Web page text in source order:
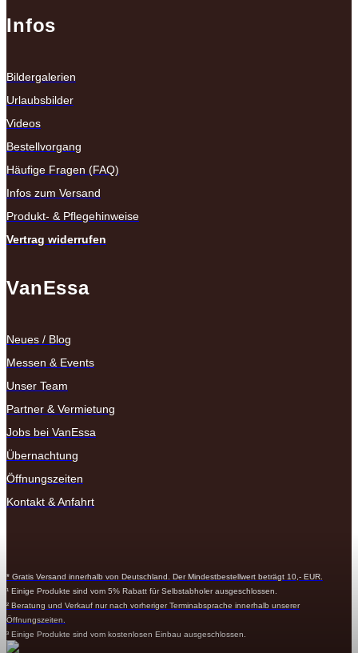
Infos
Bildergalerien
Urlaubsbilder
Videos
Bestellvorgang
Häufige Fragen (FAQ)
Infos zum Versand
Produkt- & Pflegehinweise
Vertrag widerrufen
VanEssa
Neues / Blog
Messen & Events
Unser Team
Partner & Vermietung
Jobs bei VanEssa
Übernachtung
Öffnungszeiten
Kontakt & Anfahrt
* Gratis Versand innerhalb von Deutschland. Der Mindestbestellwert beträgt 10,- EUR.
¹ Einige Produkte sind vom 5% Rabatt für Selbstabholer ausgeschlossen.
² Beratung und Verkauf nur nach vorheriger Terminabsprache innerhalb unserer
Öffnungszeiten.
³ Einige Produkte sind vom kostenlosen Einbau ausgeschlossen.